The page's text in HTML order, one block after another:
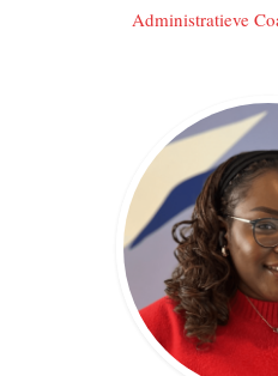
Administratieve